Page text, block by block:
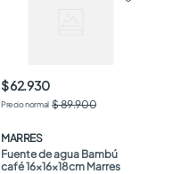
$ 62.930
$ 89.900
MARRES
Fuente de agua Bambú
café 16x16x18cm Marres